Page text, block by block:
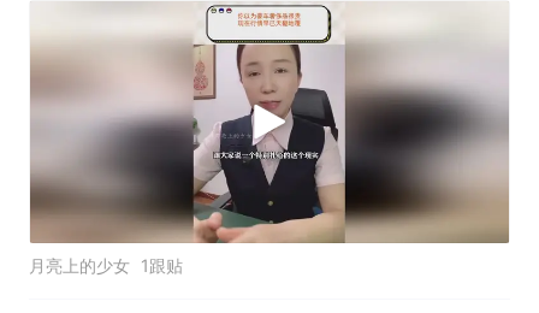
月亮上的少女 1跟贴